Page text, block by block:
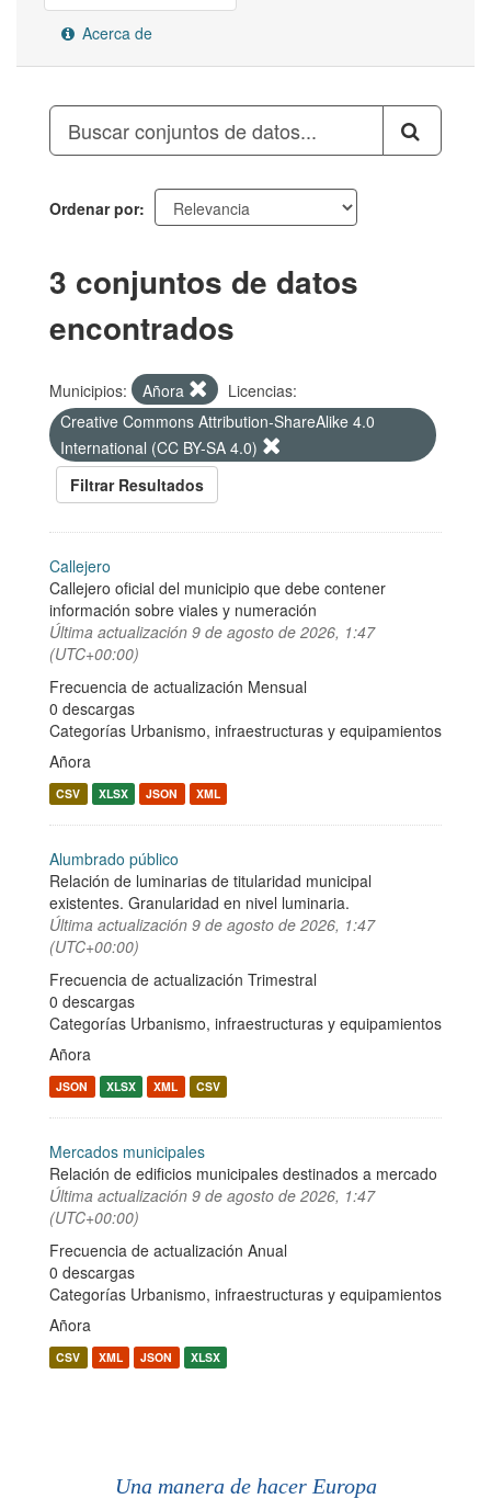
Acerca de
Ordenar por
3 conjuntos de datos
encontrados
Municipios: Añora
Licencias:
Creative Commons Attribution-ShareAlike 4.0
International (CC BY-SA 4.0)
Filtrar Resultados
Callejero
Callejero oficial del municipio que debe contener
información sobre viales y numeración
Última actualización 9 de agosto de 2026, 1:47
(UTC+00:00)
Frecuencia de actualización Mensual
0 descargas
Categorías Urbanismo, infraestructuras y equipamientos
Añora
CSV XLSX JSON XML
Alumbrado público
Relación de luminarias de titularidad municipal
existentes. Granularidad en nivel luminaria.
Última actualización 9 de agosto de 2026, 1:47
(UTC+00:00)
Frecuencia de actualización Trimestral
0 descargas
Categorías Urbanismo, infraestructuras y equipamientos
Añora
JSON XLSX XML CSV
Mercados municipales
Relación de edificios municipales destinados a mercado
Última actualización 9 de agosto de 2026, 1:47
(UTC+00:00)
Frecuencia de actualización Anual
0 descargas
Categorías Urbanismo, infraestructuras y equipamientos
Añora
CSV XML JSON XLSX
Una manera de hacer Europa